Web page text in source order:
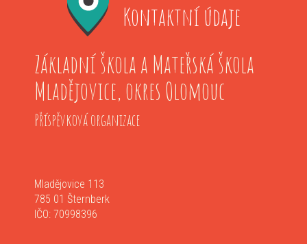
Kontaktní údaje
Základní škola a Mateřská škola
Mladějovice, okres Olomouc
Příspěvková organizace
Mladějovice 113
785 01 Šternberk
IČO: 70998396